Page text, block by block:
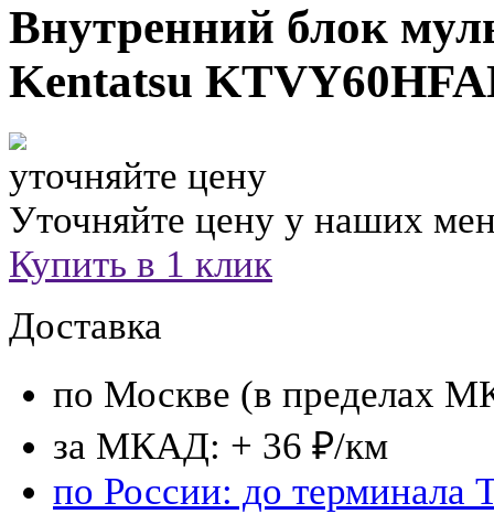
Внутренний блок
Kentatsu
уточняйте цену
Уточняйте цену у наших
Купить в 1 клик
Доставка
по Москве (в пределах
за МКАД: + 36 ₽/км
по России: до терминала